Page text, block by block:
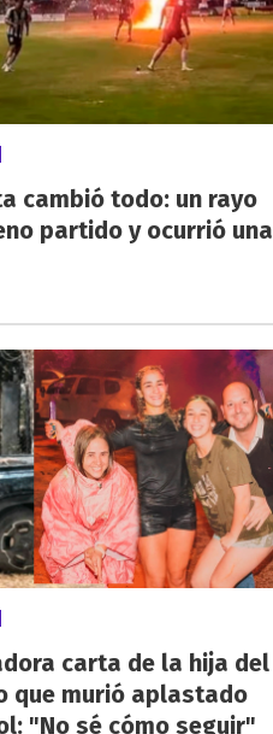
cambió todo: un rayo
partido y ocurrió una
carta de la hija del
que murió aplastado
"No sé cómo seguir"